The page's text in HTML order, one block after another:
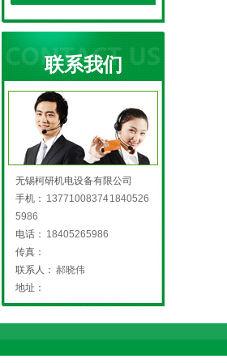
联系我们
无锡柯研机电设备有限公司
手机： 13771008374 1840526
5986
电话： 18405265986
传真：
联系人： 郝晓伟
地址：